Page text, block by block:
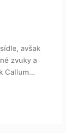
avšak
zvuky a
Callum...